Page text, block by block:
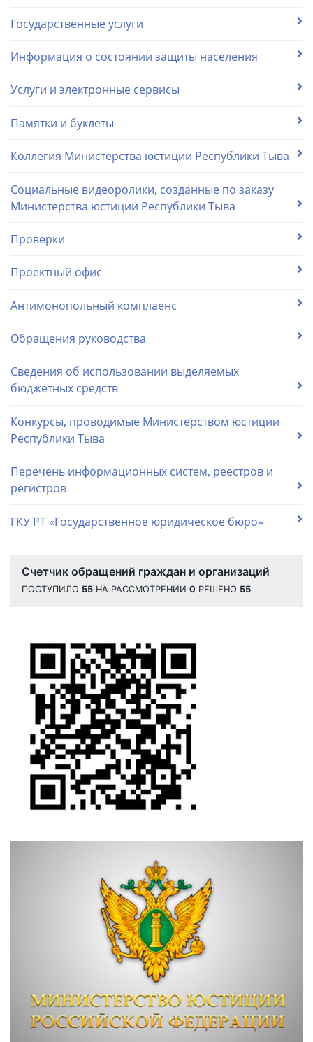
Государственные услуги
Информация о состоянии защиты населения
Услуги и электронные сервисы
Памятки и буклеты
Коллегия Министерства юстиции Республики Тыва
Социальные видеоролики, созданные по заказу
Министерства юстиции Республики Тыва
Проверки
Проектный офис
Антимонопольный комплаенс
Обращения руководства
Сведения об использовании выделяемых
бюджетных средств
Конкурсы, проводимые Министерством юстиции
Республики Тыва
Перечень информационных систем, реестров и
регистров
ГКУ РТ «Государственное юридическое бюро»
Счетчик обращений граждан и организаций
ПОСТУПИЛО 55 НА РАССМОТРЕНИИ 0 РЕШЕНО 55